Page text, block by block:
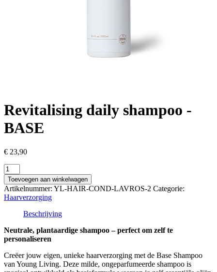
Revitalising daily shampoo -
BASE
€ 23,90
Revitalising
daily
shampoo
-
BASE
Toevoegen aan winkelwagen
Artikelnummer: YL-HAIR-COND-LAVROS-2 Categorie:
Haarverzorging
Beschrijving
Neutrale, plantaardige shampoo – perfect om zelf te
personaliseren
Creëer jouw eigen, unieke haarverzorging met de Base Shampoo
van Young Living. Deze milde, ongeparfumeerde shampoo is